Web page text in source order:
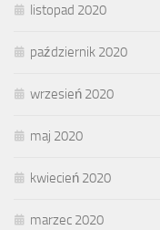
listopad 2020
październik 2020
wrzesień 2020
maj 2020
kwiecień 2020
marzec 2020